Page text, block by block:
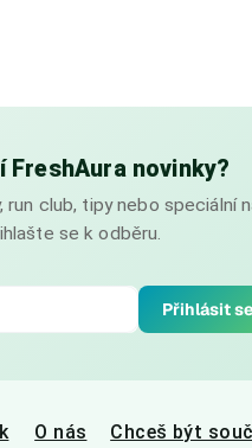
FreshAura novinky?
club, tipy nebo speciální
se k odběru.
Přihlásit
O nás Chceš být